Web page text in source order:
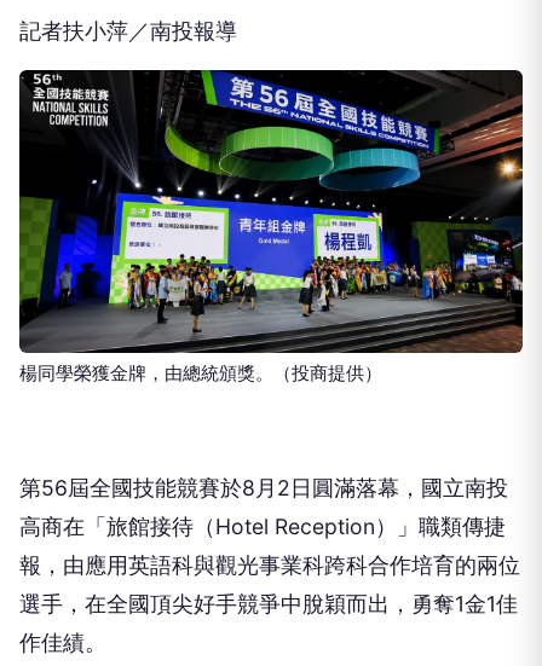
記者扶小萍／南投報導
楊同學榮獲金牌，由總統頒獎。（投商提供）
第56屆全國技能競賽於8月2日圓滿落幕，國立南投
高商在「旅館接待（Hotel Reception）」職類傳捷
報，由應用英語科與觀光事業科跨科合作培育的兩位
選手，在全國頂尖好手競爭中脫穎而出，勇奪1金1佳
作佳績。